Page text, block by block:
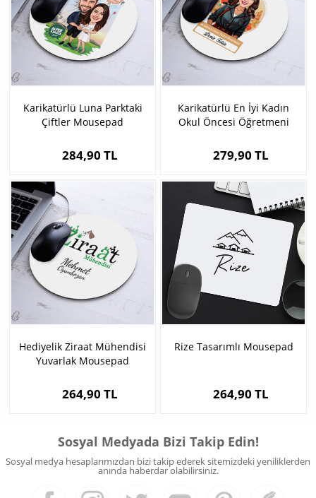
Karikatürlü Luna Parktaki
Çiftler Mousepad
284,90 TL
Karikatürlü En İyi Kadın
Okul Öncesi Öğretmeni
279,90 TL
Hediyelik Ziraat Mühendisi
Yuvarlak Mousepad
264,90 TL
Rize Tasarımlı Mousepad
264,90 TL
Sosyal Medyada Bizi Takip Edin!
Sosyal medya hesaplarımızdan bizi takip ederek sitemizdeki yeniliklerden
anında haberdar olabilirsiniz.